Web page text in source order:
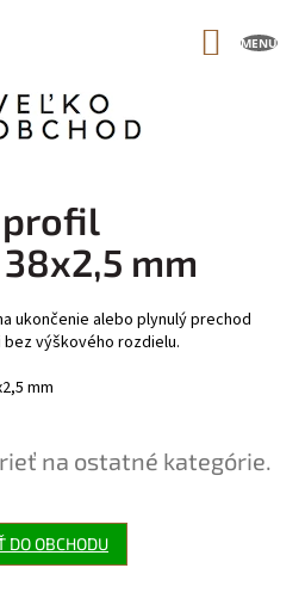
profil
mm
ukončenie alebo plynulý prechod
výškového rozdielu.
na ostatné kategórie.
DO OBCHODU